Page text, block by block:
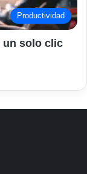
Productividad
un solo clic